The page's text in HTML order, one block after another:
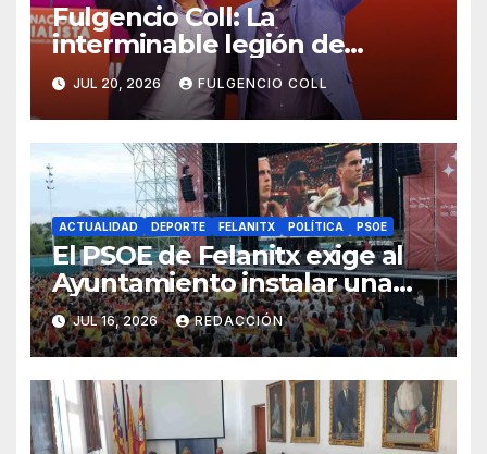
Fulgencio Coll: La
interminable legión de
traidores
JUL 20, 2026 FULGENCIO COLL
ACTUALIDAD DEPORTE FELANITX POLÍTICA PSOE
El PSOE de Felanitx exige al
Ayuntamiento instalar una
pantalla gigante para la final
del Mundial
JUL 16, 2026 REDACCIÓN